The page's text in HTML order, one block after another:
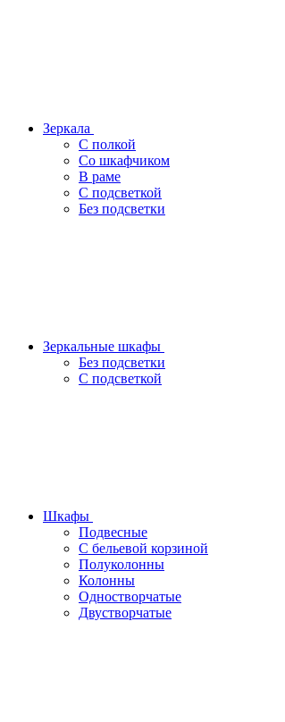
Зеркала
С полкой
Со шкафчиком
В раме
С подсветкой
Без подсветки
Зеркальные шкафы
Без подсветки
С подсветкой
Шкафы
Подвесные
С бельевой корзиной
Полуколонны
Колонны
Одностворчатые
Двустворчатые